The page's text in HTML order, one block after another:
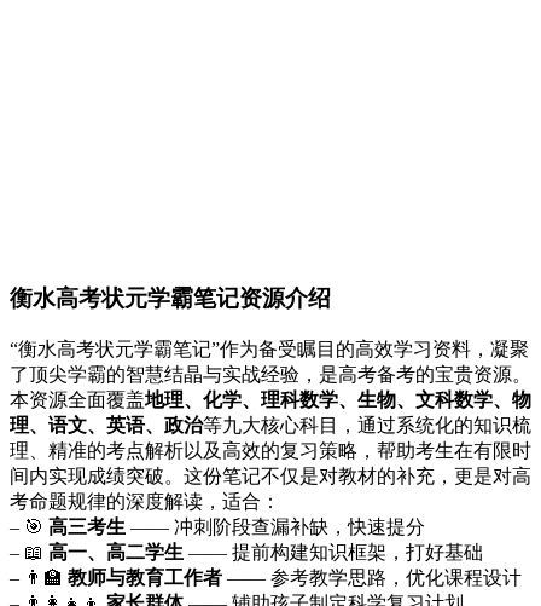
衡水高考状元学霸笔记资源介绍
“衡水高考状元学霸笔记”作为备受瞩目的高效学习资料，凝聚
了顶尖学霸的智慧结晶与实战经验，是高考备考的宝贵资源。
本资源全面覆盖地理、化学、理科数学、生物、文科数学、物
理、语文、英语、政治等九大核心科目，通过系统化的知识梳
理、精准的考点解析以及高效的复习策略，帮助考生在有限时
间内实现成绩突破。这份笔记不仅是对教材的补充，更是对高
考命题规律的深度解读，适合：
– 🎯 高三考生 —— 冲刺阶段查漏补缺，快速提分
– 📖 高一、高二学生 —— 提前构建知识框架，打好基础
– 👨‍🏫 教师与教育工作者 —— 参考教学思路，优化课程设计